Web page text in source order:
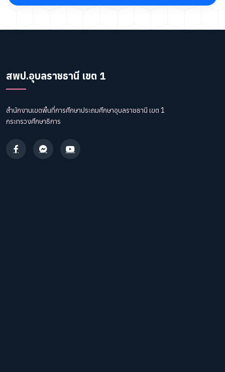
สพป.อุบลราชธานี เขต 1
สำนักงานเขตพื้นที่การศึกษาประถมศึกษาอุบลราชธานี เขต 1
กระทรวงศึกษาธิการ